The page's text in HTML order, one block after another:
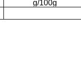
g/100g